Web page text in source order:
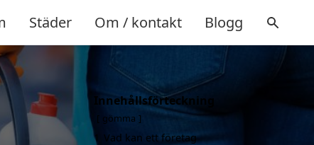
Städer Om / kontakt Blogg
Innehållsförteckning
gömma
1 Vad kan ett företag